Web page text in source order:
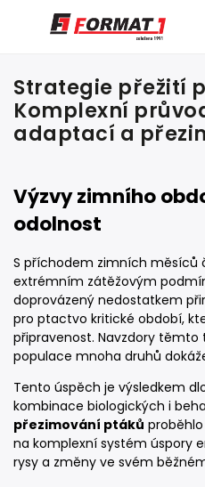
Strategie přežití
Komplexní
adaptací a
Výzvy zimního
odolnost
S příchodem zimních měsíců
extrémním zátěžovým
doprovázený nedostatkem
pro ptactvo kritické období,
připravenost. Navzdory
populace mnoha druhů
Tento úspěch je výsledkem
kombinace biologických i
přezimování ptáků
na komplexní systém úspory
rysy a změny ve svém